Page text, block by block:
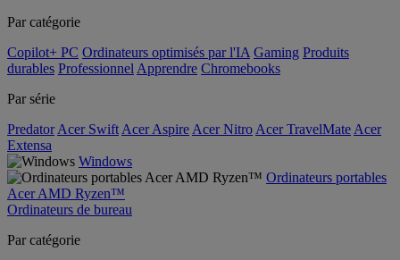
Par catégorie
Copilot+ PC Ordinateurs optimisés par l'IA Gaming Produits
durables Professionnel Apprendre Chromebooks
Par série
Predator Acer Swift Acer Aspire Acer Nitro Acer TravelMate Acer
Extensa
Windows
Ordinateurs portables
Acer AMD Ryzen™
Ordinateurs de bureau
Par catégorie